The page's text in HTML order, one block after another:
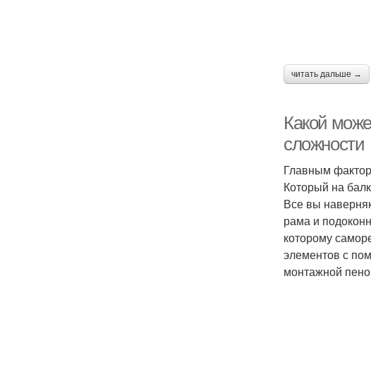
читать дальше →
Какой
сложности
Главным
Который на
Все вы
рама и
которому
элементов с
монтажной